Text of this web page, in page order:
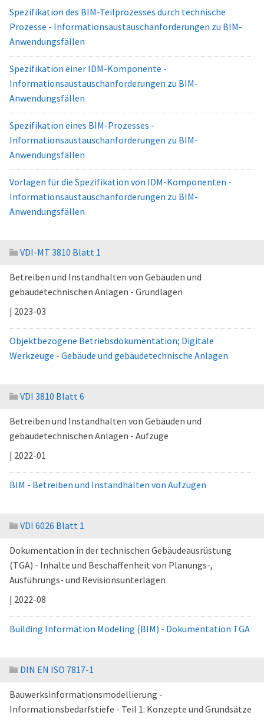
Spezifikation des BIM-Teilprozesses durch technische
Prozesse - Informationsaustauschanforderungen zu BIM-
Anwendungsfällen
Spezifikation einer IDM-Komponente -
Informationsaustauschanforderungen zu BIM-
Anwendungsfällen
Spezifikation eines BIM-Prozesses -
Informationsaustauschanforderungen zu BIM-
Anwendungsfällen
Vorlagen für die Spezifikation von IDM-Komponenten -
Informationsaustauschanforderungen zu BIM-
Anwendungsfällen
VDI-MT 3810 Blatt 1
Betreiben und Instandhalten von Gebäuden und
gebäudetechnischen Anlagen - Grundlagen
| 2023-03
Objektbezogene Betriebsdokumentation; Digitale
Werkzeuge - Gebäude und gebäudetechnische Anlagen
VDI 3810 Blatt 6
Betreiben und Instandhalten von Gebäuden und
gebäudetechnischen Anlagen - Aufzüge
| 2022-01
BIM - Betreiben und Instandhalten von Aufzügen
VDI 6026 Blatt 1
Dokumentation in der technischen Gebäudeausrüstung
(TGA) - Inhalte und Beschaffenheit von Planungs-,
Ausführungs- und Revisionsunterlagen
| 2022-08
Building Information Modeling (BIM) - Dokumentation TGA
DIN EN ISO 7817-1
Bauwerksinformationsmodellierung -
Informationsbedarfstiefe - Teil 1: Konzepte und Grundsätze